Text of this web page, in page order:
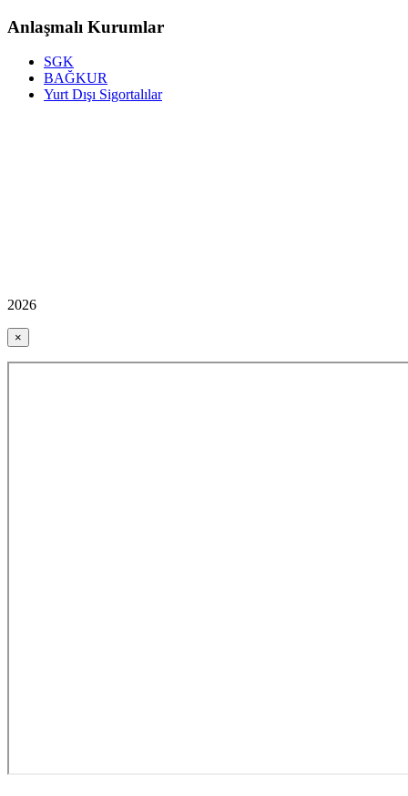
Anlaşmalı Kurumlar
SGK
BAĞKUR
Yurt Dışı Sigortalılar
2026
×